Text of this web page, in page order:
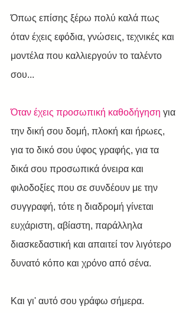
Όπως επίσης ξέρω πολύ καλά πως
όταν έχεις εφόδια, γνώσεις, τεχνικές και
μοντέλα που καλλιεργούν το ταλέντο
σου...
Όταν έχεις προσωπική καθοδήγηση για
την δική σου δομή, πλοκή και ήρωες,
για το δικό σου ύφος γραφής, για τα
δικά σου προσωπικά όνειρα και
φιλοδοξίες που σε συνδέουν με την
συγγραφή, τότε η διαδρομή γίνεται
ευχάριστη, αβίαστη, παράλληλα
διασκεδαστική και απαιτεί τον λιγότερο
δυνατό κόπο και χρόνο από σένα.
Και γι' αυτό σου γράφω σήμερα.